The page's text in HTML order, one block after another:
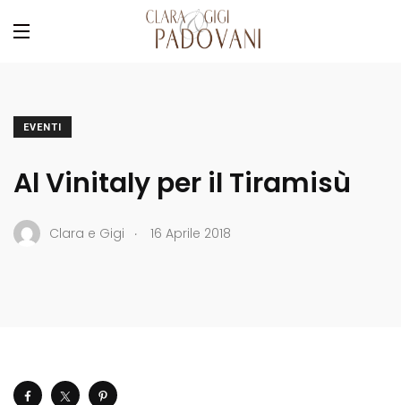
EVENTI
Al Vinitaly per il Tiramisù
Clara e Gigi . 16 Aprile 2018